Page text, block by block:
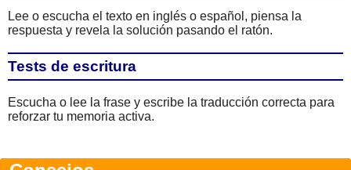
Lee o escucha el texto en inglés o español, piensa la
respuesta y revela la solución pasando el ratón.
Tests de escritura
Escucha o lee la frase y escribe la traducción correcta para
reforzar tu memoria activa.